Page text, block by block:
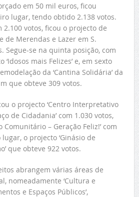
em 50 mil euros, ficou
lugar, tendo obtido 2.138 votos.
2.100 votos, ficou o projecto de
de Merendas e Lazer em S.
Segue-se na quinta posição, com
‘Idosos mais Felizes’ e, em sexto
da ‘Cantina Solidária’ da
que obteve 309 votos.
o projecto ‘Centro Interpretativo
de Cidadania’ com 1.030 votos,
Comunitário – Geração Feliz!’ com
o projecto ‘Ginásio de
que obteve 922 votos.
abrangem várias áreas de
nomeadamente ‘Cultura e
e Espaços Públicos’,